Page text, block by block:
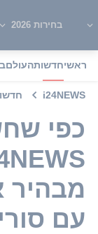
בחירות 2026
ראשיחדשותהעולם
i24NEWS
כפי
מבהיר
עם